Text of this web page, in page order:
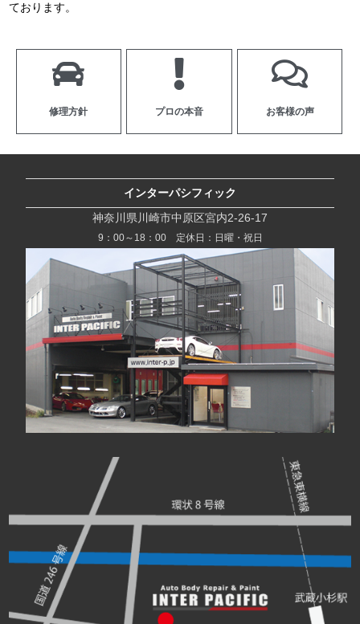
ております。
修理方針 プロの本音 お客様の声
インターパシフィック
神奈川県川崎市中原区宮内2-26-17
9：00～18：00 定休日：日曜・祝日